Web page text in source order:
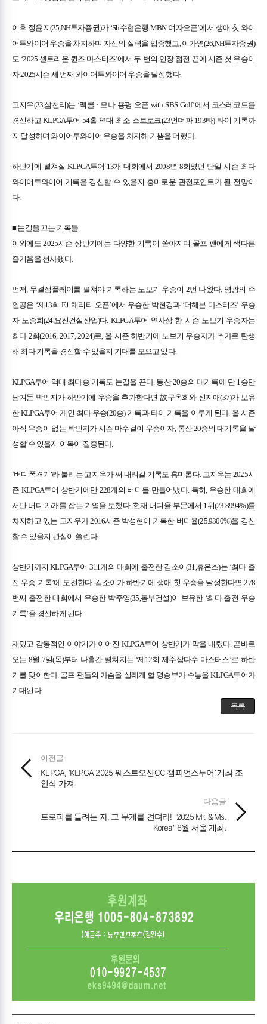
이후 정윤지(25,NH투자증권)가 ‘Sh수협은행 MBN 여자오픈’에서 생애 첫 와이
어투와이어 우승을 차지하며 자신의 실력을 입증했고, 이가영(26,NH투자증권)
도 ‘2025 셀트리온 퀸즈 마스터즈’에서 두 번의 연장 접전 끝에 시즌 첫 우승이
자 2025시즌 세 번째 와이어투와이어 우승을 달성했다.
고지우(23,삼천리)는 ‘맥콜 · 모나 용평 오픈 with SBS Golf’에서 코스레코드를
경신하고 KLPGA투어 54홀 역대 최소 스트로크(23언더파 193타) 타이 기록까
지 달성하며 와이어투와이어 우승을 차지해 기쁨을 더했다.
하반기에 펼쳐질 KLPGA투어 13개 대회에서 2008년 8회였던 단일 시즌 최다
와이어투와이어 기록을 경신할 수 있을지 흥미로운 관전포인트가 될 전망이
다.
■ 눈길을 끄는 기록들
이외에도 2025시즌 상반기에는 다양한 기록이 쏟아지며 골프 팬에게 색다른
즐거움을 선사했다.
먼저, 무결점플레이를 펼쳐야 기록하는 노보기 우승이 2번 나왔다. 영광의 주
인공은 ‘제13회 E1 채리티 오픈’에서 우승한 박현경과 ‘더헤븐 마스터즈’ 우승
자 노승희(24,요진건설산업)다. KLPGA투어 역사상 한 시즌 노보기 우승자는
최다 2회(2016, 2017, 2024)로, 올 시즌 하반기에 노보기 우승자가 추가로 탄생
해 최다 기록을 경신할 수 있을지 기대를 모으고 있다.
KLPGA투어 역대 최다승 기록도 눈길을 끈다. 통산 20승의 대기록에 단 1승만
남겨둔 박민지가 하반기에 우승을 추가한다면 故구옥희와 신지애(37)가 보유
한 KLPGA투어 개인 최다 우승(20승) 기록과 타이 기록을 이루게 된다. 올 시즌
아직 우승이 없는 박민지가 시즌 마수걸이 우승이자, 통산 20승의 대기록을 달
성할 수 있을지 이목이 집중된다.
‘버디폭격기’라 불리는 고지우가 써 내려갈 기록도 흥미롭다. 고지우는 2025시
즌 KLPGA투어 상반기에만 228개의 버디를 만들어냈다. 특히, 우승한 대회에
서만 버디 25개를 잡는 기염을 토했다. 현재 버디율 부문에서 1위(23.8994%)를
차지하고 있는 고지우가 2016시즌 박성현이 기록한 버디율(25.9300%)을 경신
할 수 있을지 관심이 쏠린다.
상반기까지 KLPGA투어 311개의 대회에 출전한 김소이(31,휴온스)는 ‘최다 출
전 우승 기록’에 도전한다. 김소이가 하반기에 생애 첫 우승을 달성한다면 278
번째 출전한 대회에서 우승한 박주영(35,동부건설)이 보유한 ‘최다 출전 우승
기록’을 경신하게 된다.
재밌고 감동적인 이야기가 이어진 KLPGA투어 상반기가 막을 내렸다. 곧바로
오는 8월 7일(목)부터 나흘간 펼쳐지는 ‘제12회 제주삼다수 마스터스’로 하반
기를 맞이한다. 골프 팬들의 가슴을 설레게 할 명승부가 수놓을 KLPGA투어가
기대된다.
목록
이전글
KLPGA, ‘KLPGA 2025 웨스트오션CC 챔피언스투어’ 개최 조
인식 가져.
다음글
트로피를 들려는 자, 그 무게를 견뎌라! "2025 Mr. & Ms.
Korea" 8월 서울 개최.